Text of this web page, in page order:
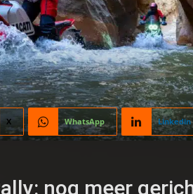
X WhatsApp Linkedin
nog meer